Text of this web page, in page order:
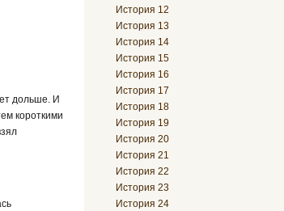
дольше. И
короткими
История 12
История 13
История 14
История 15
История 16
История 17
История 18
История 19
История 20
История 21
История 22
История 23
История 24